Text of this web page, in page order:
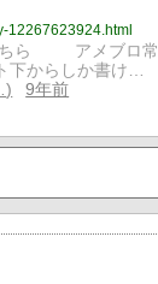
12267623924.html
ちら アメブロ常
下からしか書け…
9年前